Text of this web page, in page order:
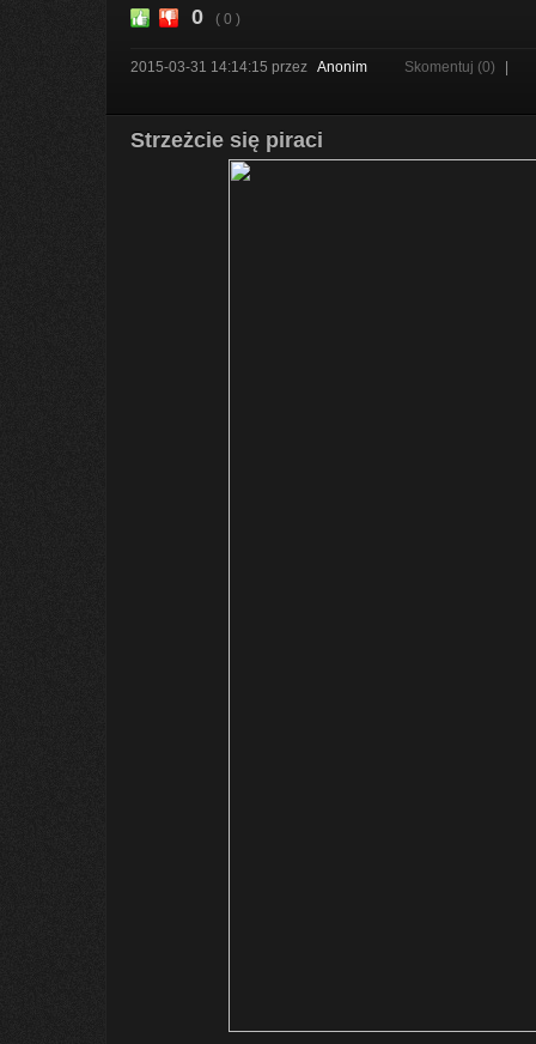
0 ( 0 )
2015-03-31 14:14:15 przez Anonim Skomentuj (0)
Strzeżcie się piraci